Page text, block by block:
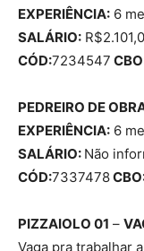
EXPERIÊNCIA: 6
SALÁRIO:
CÓD:7234547
PEDREIRO DE
EXPERIÊNCIA: 6
SALÁRIO: Não
CÓD:7337478
PIZZAIOLO 01 –
Vaga pra trabalhar